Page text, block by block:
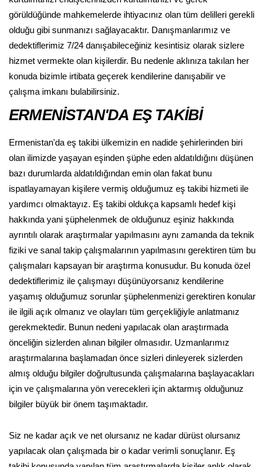
görüldüğünde mahkemelerde ihtiyacınız olan tüm delilleri gerekli
olduğu gibi sunmanızı sağlayacaktır. Danışmanlarımız ve
dedektiflerimiz 7/24 danışabileceğiniz kesintisiz olarak sizlere
hizmet vermekte olan kişilerdir. Bu nedenle aklınıza takılan her
konuda bizimle irtibata geçerek kendilerine danışabilir ve
çalışma imkanı bulabilirsiniz.
ERMENİSTAN'DA EŞ TAKİBİ
Ermenistan'da eş takibi ülkemizin en nadide şehirlerinden biri
olan ilimizde yaşayan eşinden şüphe eden aldatıldığını düşünen
bazı durumlarda aldatıldığından emin olan fakat bunu
ispatlayamayan kişilere vermiş olduğumuz eş takibi hizmeti ile
yardımcı olmaktayız. Eş takibi oldukça kapsamlı hedef kişi
hakkında yani şüphelenmek de olduğunuz eşiniz hakkında
ayrıntılı olarak araştırmalar yapılmasını aynı zamanda da teknik
fiziki ve sanal takip çalışmalarının yapılmasını gerektiren tüm bu
çalışmaları kapsayan bir araştırma konusudur. Bu konuda özel
dedektiflerimiz ile çalışmayı düşünüyorsanız kendilerine
yaşamış olduğumuz sorunlar şüphelenmenizi gerektiren konular
ile ilgili açık olmanız ve olayları tüm gerçekliğiyle anlatmanız
gerekmektedir. Bunun nedeni yapılacak olan araştırmada
önceliğin sizlerden alınan bilgiler olmasıdır. Uzmanlarımız
araştırmalarına başlamadan önce sizleri dinleyerek sizlerden
almış olduğu bilgiler doğrultusunda çalışmalarına başlayacakları
için ve çalışmalarına yön verecekleri için aktarmış olduğunuz
bilgiler büyük bir önem taşımaktadır.
Siz ne kadar açık ve net olursanız ne kadar dürüst olursanız
yapılacak olan çalışmada bir o kadar verimli sonuçlanır. Eş